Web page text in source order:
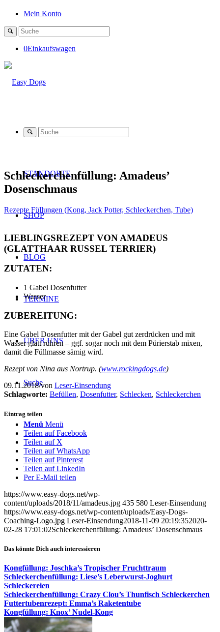
Mein Konto
0Einkaufswagen
STANDORTE
SHOP
BLOG
TERMINE
ÜBER UNS
Suche
Menü Menü
Schleckerchenfüllung: Amadeus’
Dosenschmaus
Rezepte Füllungen (Kong, Jack Potter, Schleckerchen, Tube)
LIEBLINGSREZEPT VON AMADEUS
(GLATTHAAR RUSSEL TERRIER)
ZUTATEN:
1 Gabel Dosenfutter
Wasser
ZUBEREITUNG:
Eine Gabel Dosenfutter mit der Gabel gut zerdrücken und mit
Wasser glatt rühren – ggf. sogar noch mit dem Pürierstab mixen,
damit die Füllmasse sämig wird.
Rezept von Nina aus Nortrup. (www.rockingdogs.de)
09.11.2018/von Leser-Einsendung
Schlagworte: Befüllen, Dosenfutter, Schlecken, Schleckerchen
Eintrag teilen
Teilen auf Facebook
Teilen auf X
Teilen auf WhatsApp
Teilen auf Pinterest
Teilen auf LinkedIn
Per E-Mail teilen
https://www.easy-dogs.net/wp-
content/uploads/2018/11/amadeus.jpg 435 580 Leser-Einsendung
https://www.easy-dogs.net/wp-content/uploads/Easy-Dogs-
Coaching-Logo.jpg Leser-Einsendung2018-11-09 20:19:352020-
02-28 17:01:02Schleckerchenfüllung: Amadeus’ Dosenschmaus
Das könnte Dich auch interessieren
Kongfüllung: Joschka’s Tropischer Fruchttraum
Schleckerchenfüllung: Liese’s Leberwurst-Joghurt
Schleckereien
Schleckerchenfüllung: Crazy Clou’s Thunfisch Schleckerchen
Futtertubenrezept: Emma’s Raketentube
Kongfüllung: Knox’ Nudel-Kong